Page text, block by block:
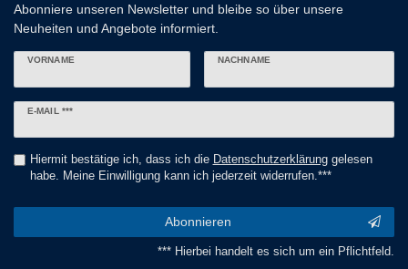
Abonniere unseren Newsletter und bleibe so über unsere
Neuheiten und Angebote informiert.
VORNAME NACHNAME
E-MAIL ***
Newsletter
Hiermit bestätige ich, dass ich die Daten­schutz­erklärunggelesen
habe. Meine Einwilligung kann ich jederzeit widerrufen.***
Abonnieren
*** Hierbei handelt es sich um ein Pflichtfeld.